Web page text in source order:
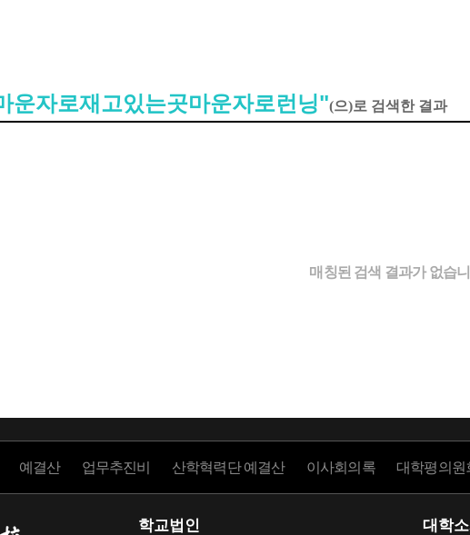
자로재고있는곳마운자로런닝"(으)로 검색한 결과
매칭된 검색 결과가 없습
예결산 업무추진비 산학혁력단 예결산 이사회의록 대학평의원
학교법인 대학소